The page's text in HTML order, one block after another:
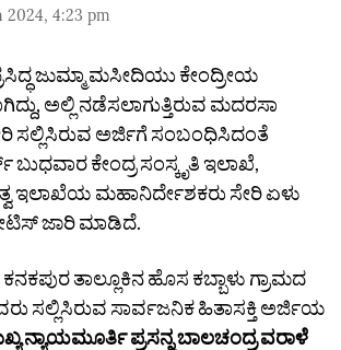
2024, 4:23 pm
ಜುಮ್ಮಾ ಮಸೀದಿಯು ಕೇಂದ್ರೀಯ
ಅಲ್ಲಿ ನಡೆಸಲಾಗುತ್ತಿರುವ ಮದರಸಾ
ಸಲ್ಲಿಸಿರುವ ಅರ್ಜಿಗೆ ಸಂಬಂಧಿಸಿದಂತೆ
ಕೇಂದ್ರ ಸಂಸ್ಕೃತಿ ಇಲಾಖೆ,
ಇಲಾಖೆಯ ಮಹಾನಿರ್ದೇಶಕರು ಸೇರಿ ಏಳು
ಜಾರಿ ಮಾಡಿದೆ.
ತಾಲ್ಲೂಕಿನ ಹೊಸ ಕಬ್ಬಾಳು ಗ್ರಾಮದ
ಸಲ್ಲಿಸಿರುವ ಸಾರ್ವಜನಿಕ ಹಿತಾಸಕ್ತಿ ಅರ್ಜಿಯ
ನ್ಯಾಯಮೂರ್ತಿ ಪ್ರಸನ್ನ ಬಾಲಚಂದ್ರ ವರಾಳೆ